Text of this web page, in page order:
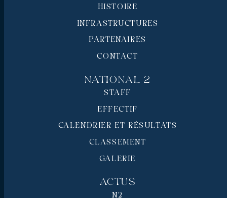
HISTOIRE
INFRASTRUCTURES
PARTENAIRES
CONTACT
National 2
STAFF
EFFECTIF
CALENDRIER ET RÉSULTATS
CLASSEMENT
GALERIE
Actus
N2